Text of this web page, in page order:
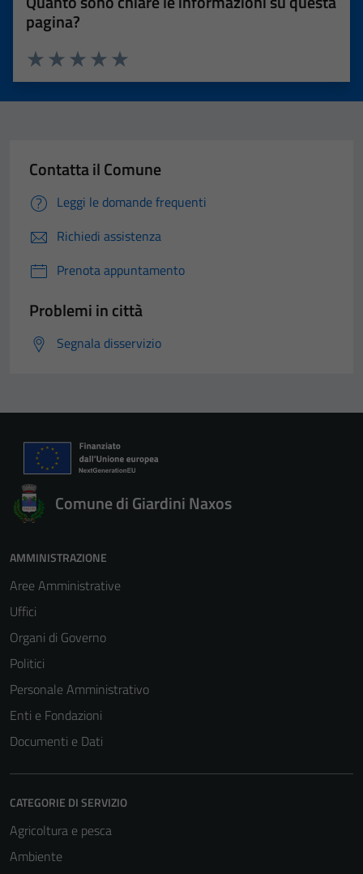
pagina?
Valuta 5 stelle su 5
Valuta 4 stelle su 5
Valuta 3 stelle su 5
Valuta 2 stelle su 5
Valuta 1 stelle su 5
Contatta il Comune
Leggi le domande frequenti
Richiedi assistenza
Prenota appuntamento
Problemi in città
Segnala disservizio
Comune di Giardini Naxos
AMMINISTRAZIONE
Aree Amministrative
Uffici
Organi di Governo
Politici
Personale Amministrativo
Enti e Fondazioni
Documenti e Dati
CATEGORIE DI SERVIZIO
Agricoltura e pesca
Ambiente